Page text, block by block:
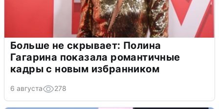
Больше не скрывает: Полина
Гагарина показала романтичные
кадры с новым избранником
6 августа 278